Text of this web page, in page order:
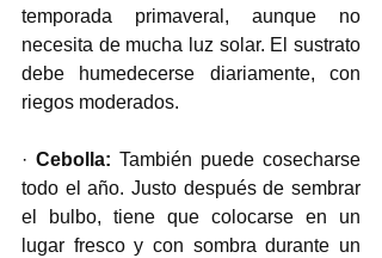
temporada primaveral, aunque no
necesita de mucha luz solar. El sustrato
debe humedecerse diariamente, con
riegos moderados.
· Cebolla: También puede cosecharse
todo el año. Justo después de sembrar
el bulbo, tiene que colocarse en un
lugar fresco y con sombra durante un